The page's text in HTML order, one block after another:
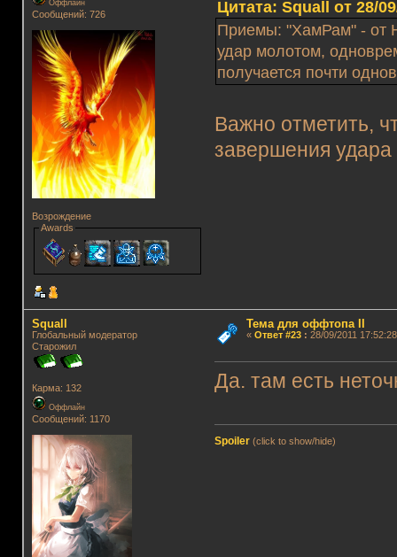
Оффлайн
Сообщений: 726
Возрождение
Awards
Цитата: Squall от 28/
Приемы: "ХамРам" - от
удар молотом,
получается почти
Важно отметить,
завершения
Squall
Глобальный модератор
Старожил
Карма: 132
Оффлайн
Сообщений: 1170
Тема для оффтопа II
« Ответ #23: 28/09/2011
Да. там есть
Spoiler (click to show/hide)